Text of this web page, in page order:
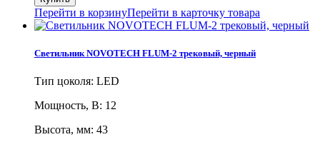
Перейти в корзинуПерейти в карточку товара
Светильник NOVOTECH FLUM-2 трековый, черный
Тип цоколя: LED
Мощность, В: 12
Высота, мм: 43